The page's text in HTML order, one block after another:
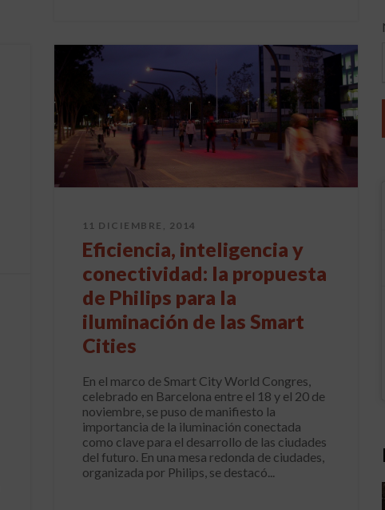
11 DICIEMBRE, 2014
Eficiencia, inteligencia y
conectividad: la propuesta
de Philips para la
iluminación de las Smart
Cities
En el marco de Smart City World Congres,
celebrado en Barcelona entre el 18 y el 20 de
noviembre, se puso de manifiesto la
importancia de la iluminación conectada
como clave para el desarrollo de las ciudades
del futuro. En una mesa redonda de ciudades,
organizada por Philips, se destacó...